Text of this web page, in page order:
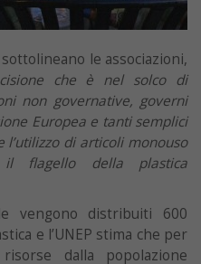
le associazioni,
che è nel solco di
non governative, governi
Europea e tanti semplici
di articoli monouso
flagello della plastica
vengono distribuiti 600
e l’UNEP stima che per
dalla popolazione